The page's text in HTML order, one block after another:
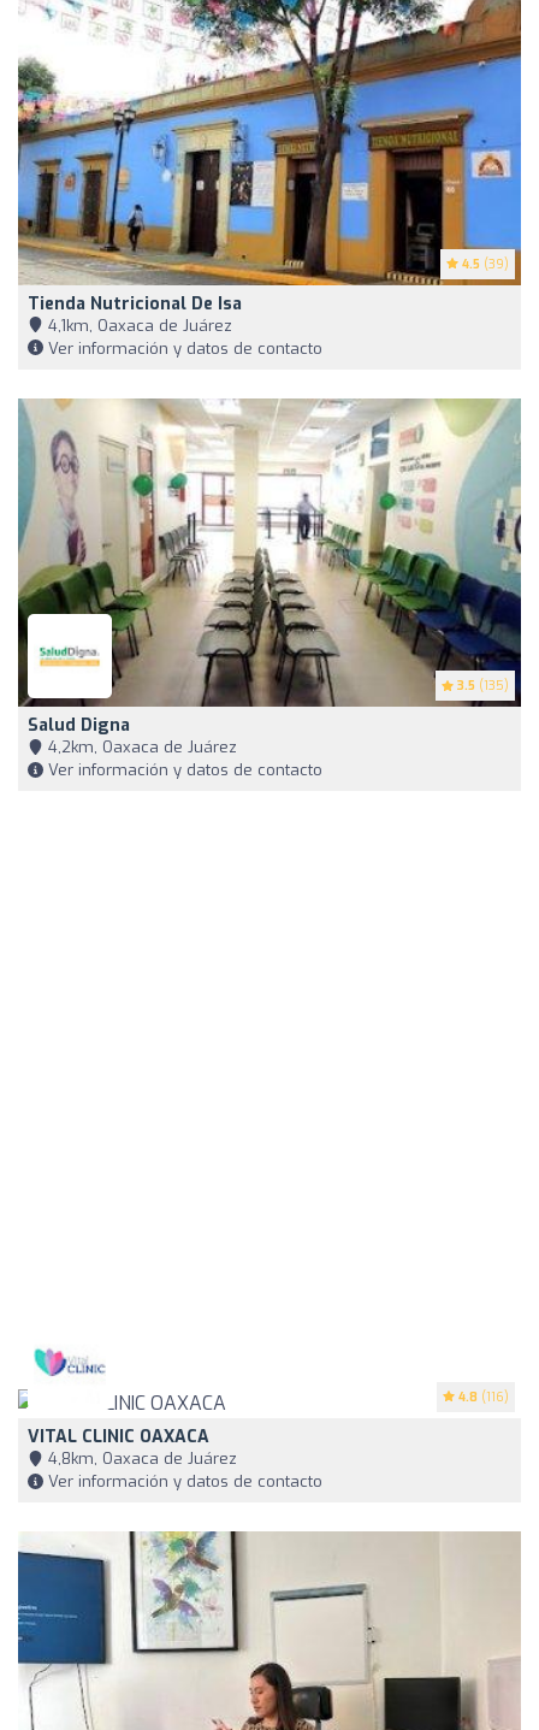
4.5 (39)
Tienda Nutricional De Isa
4,1km, Oaxaca de Juárez
Ver información y datos de contacto
3.5 (135)
Salud Digna
4,2km, Oaxaca de Juárez
Ver información y datos de contacto
4.8 (116)
VITAL CLINIC OAXACA
4,8km, Oaxaca de Juárez
Ver información y datos de contacto